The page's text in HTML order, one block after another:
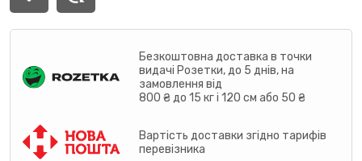
Безкоштовна доставка в точки
видачі Розетки, до 5 днів, на
замовлення від
800 ₴ до 15 кг і 120 см або 50 ₴
Вартість доставки згідно тарифів
перевізника